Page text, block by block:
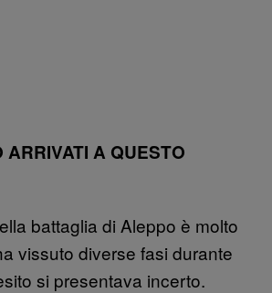
ARRIVATI A QUESTO
battaglia di Aleppo è molto
vissuto diverse fasi durante
si presentava incerto.